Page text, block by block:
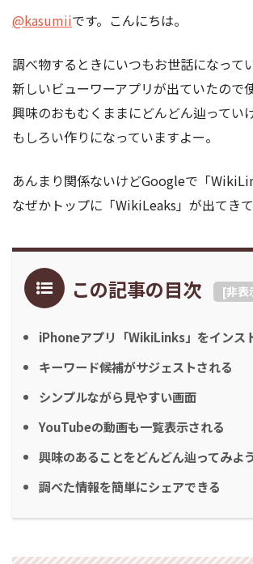
@kasumiiです。こんにちは。
調べ物するときにいつもお世話になって
新しいビューワーアプリが出ていたので
興味のおもむくままにどんどん辿ってい
もしろい作りになっていますよー。
あんまり関係ないけどGoogleで「
なぜかトップに「WikiLeaks」が出てき
この記事の目次 [非表
iPhoneアプリ「WikiLinks」をインス
キーワード候補がサジェストされる
シンプルながら見やすい画面
YouTubeの動画も一覧表示される
興味のあることをどんどん辿ってみよう
調べた情報を簡単にシェアできる